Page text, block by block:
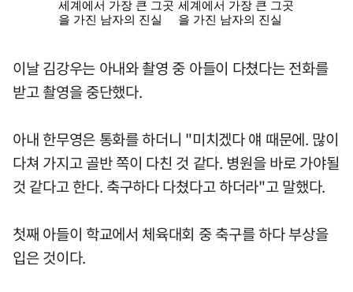
이날 김강우는 아내와 촬영 중 아들이 다쳤다는 전화를
받고 촬영을 중단했다.
아내 한무영은 통화를 하더니 "미치겠다 얘 때문에. 많이
다쳐 가지고 골반 쪽이 다친 것 같다. 병원을 바로 가야될
것 같다고 한다. 축구하다 다쳤다고 하더라"고 말했다.
첫째 아들이 학교에서 체육대회 중 축구를 하다 부상을
입은 것이다.